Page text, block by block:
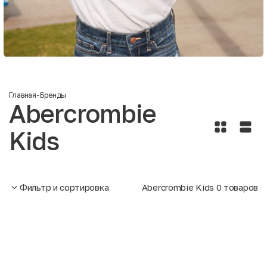
Главная-Бренды
Abercrombie
Kids
Фильтр и сортировка Abercrombie Kids 0 товаров